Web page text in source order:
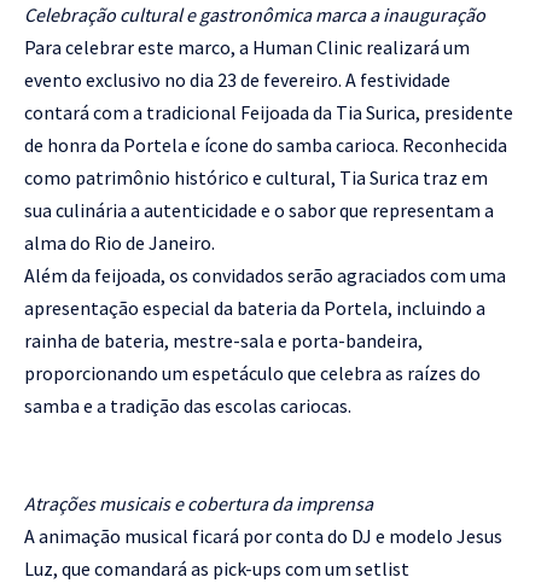
Celebração cultural e gastronômica marca a inauguração
Para celebrar este marco, a Human Clinic realizará um
evento exclusivo no dia 23 de fevereiro. A festividade
contará com a tradicional Feijoada da Tia Surica, presidente
de honra da Portela e ícone do samba carioca. Reconhecida
como patrimônio histórico e cultural, Tia Surica traz em
sua culinária a autenticidade e o sabor que representam a
alma do Rio de Janeiro.
Além da feijoada, os convidados serão agraciados com uma
apresentação especial da bateria da Portela, incluindo a
rainha de bateria, mestre-sala e porta-bandeira,
proporcionando um espetáculo que celebra as raízes do
samba e a tradição das escolas cariocas.
Atrações musicais e cobertura da imprensa
A animação musical ficará por conta do DJ e modelo Jesus
Luz, que comandará as pick-ups com um setlist